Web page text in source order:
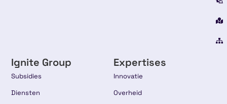
Ignite Group
Subsidies
Diensten
Expertises
Innovatie
Overheid